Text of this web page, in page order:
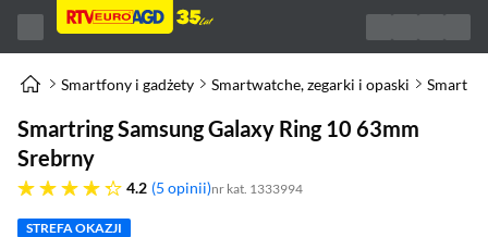
Smartfony i gadżety Smartwatche, zegarki i opaski Smart
Smartring Samsung Galaxy Ring 10 63mm
Srebrny
4.2
4.2 gwiazdek 5 opinii nr kat. 1333994
STREFA OKAZJI